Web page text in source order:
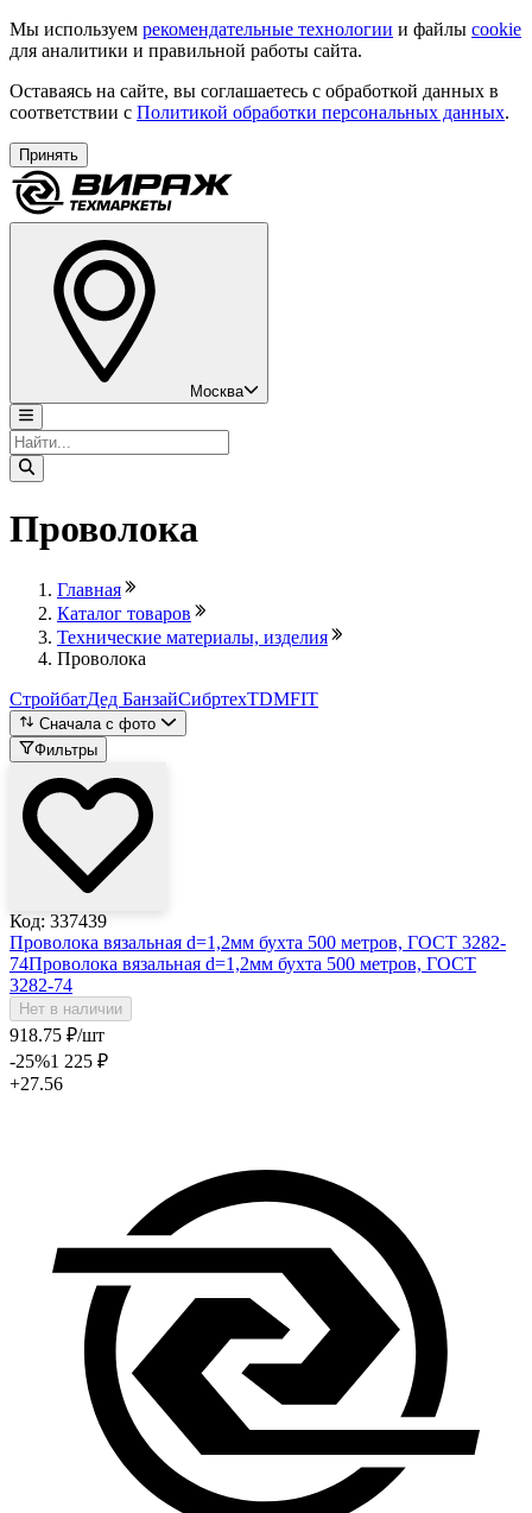
Мы используем рекомендательные технологии и файлы cookie
для аналитики и правильной работы сайта.
Оставаясь на сайте, вы соглашаетесь с обработкой данных в
соответствии с Политикой обработки персональных данных.
Принять
Москва
Проволока
Главная
Каталог товаров
Технические материалы, изделия
Проволока
СтройбатДед БанзайСибртехTDMFIT
Сначала с фото
Фильтры
Код: 337439
Проволока вязальная d=1,2мм бухта 500 метров, ГОСТ 3282-
74Проволока вязальная d=1,2мм бухта 500 метров, ГОСТ
3282-74
Нет в наличии
918.75 ₽/шт
-25%1 225 ₽
+27.56